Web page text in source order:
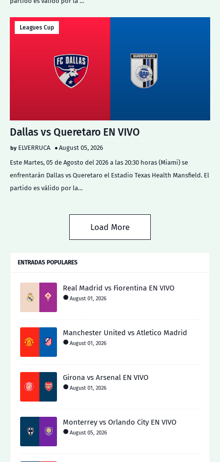
Leagues Cup
Dallas vs Queretaro EN VIVO
ELVERRUCA
August 05, 2026
Este Martes, 05 de Agosto del 2026 a las 20:30 horas (Miami) se
enfrentarán Dallas vs Queretaro el Estadio Texas Health Mansfield. El
partido es válido por la…
Load More
ENTRADAS POPULARES
Real Madrid vs Fiorentina EN VIVO
August 01, 2026
Manchester United vs Atletico Madrid
August 01, 2026
Girona vs Arsenal EN VIVO
August 01, 2026
Monterrey vs Orlando City EN VIVO
August 05, 2026